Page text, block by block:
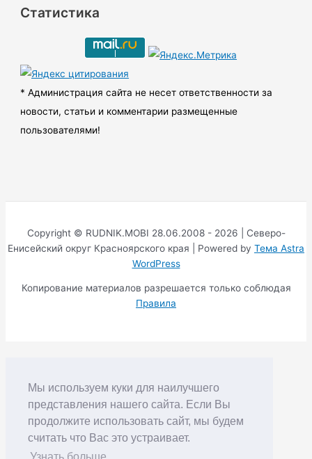
Мы используем куки для наилучшего
представления нашего сайта. Если Вы
продолжите использовать сайт, мы будем
считать что Вас это устраивает.
х
ы
Статистика
* Администрация сайта не несет ответственности за
новости, статьи и комментарии размещенные
пользователями!
Copyright © RUDNIK.MOBI 28.06.2008 - 2026 | Северо-
Енисейский округ Красноярского края | Powered by Тема Astra
WordPress
Копирование материалов разрешается только соблюдая
Правила